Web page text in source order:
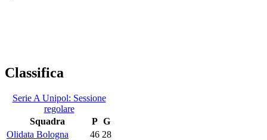
Classifica
Serie A Unipol: Sessione
regolare
Squadra
P G
Olidata Bologna
46 28